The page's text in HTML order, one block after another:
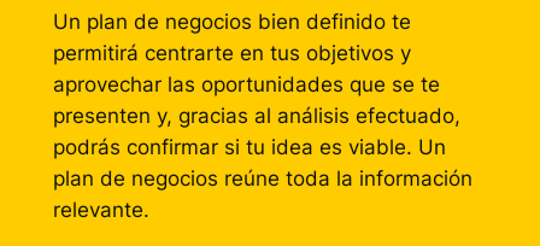
Un plan de negocios bien definido te
permitirá centrarte en tus objetivos y
aprovechar las oportunidades que se te
presenten y, gracias al análisis efectuado,
podrás confirmar si tu idea es viable. Un
plan de negocios reúne toda la información
relevante.